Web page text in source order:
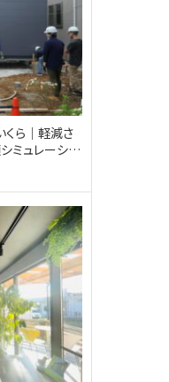
ら｜軽減さ
ミュレーショ